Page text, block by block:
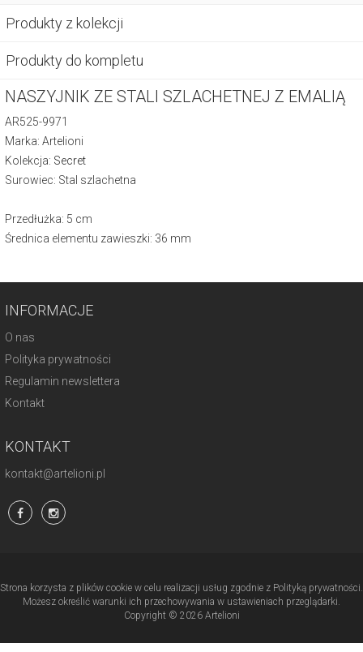
Produkty z kolekcji
Produkty do kompletu
NASZYJNIK ZE STALI SZLACHETNEJ Z EMALIĄ
AR525-9971
Marka: Artelioni
Kolekcja: Secret
Surowiec: Stal szlachetna
Przedłużka: 5 cm
Średnica elementu zawieszki: 36 mm
INFORMACJE
O nas
Polityka prywatności
Regulamin newslettera
Kontakt
KONTAKT
kontakt@artelioni.pl
Strona korzysta z plików cookie w celu realizacji usług zgodnie z Polityką prywatności.
Możesz określić warunki ich przechowywania w ustawieniach przeglądarki.
Copyright © 2026 Artelioni